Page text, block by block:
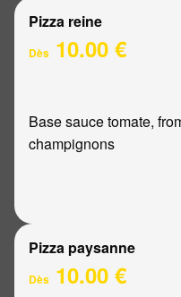
Pizza reine
Dès 10.00 €
Base sauce tomate,
champignons
Pizza paysanne
Dès 10.00 €